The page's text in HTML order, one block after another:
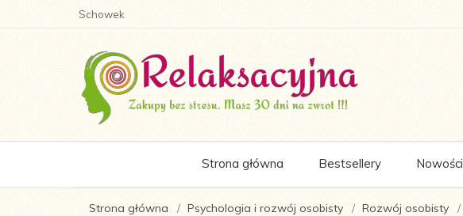
Schowek
Strona główna Bestsellery Nowości
Strona główna Psychologia i rozwój osobisty Rozwój osobisty